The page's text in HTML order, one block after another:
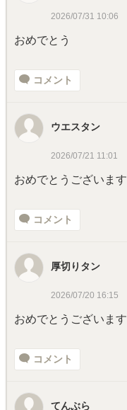
2026/07/31 10:06
おめでとう
コメント
ウエスタン
2026/07/21 11:01
おめでとうございます
コメント
厚切りタン
2026/07/20 16:15
おめでとうございます
コメント
てんぶら